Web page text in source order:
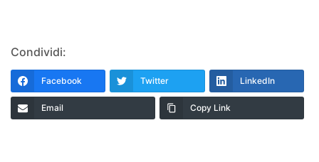
Condividi:
Facebook Twitter LinkedIn
Email Copy Link